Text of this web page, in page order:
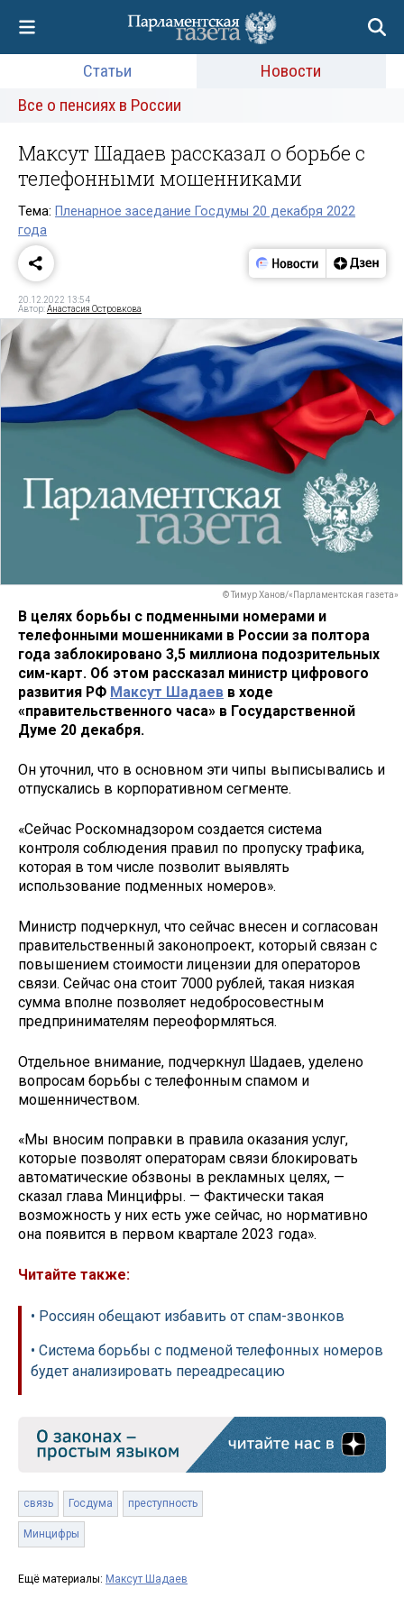
Статьи
Новости
Все о пенсиях в России
Максут Шадаев рассказал о борьбе с
телефонными мошенниками
Тема: Пленарное заседание Госдумы 20 декабря 2022
года
20.12.2022 13:54
Автор:Анастасия Островкова
© Тимур Ханов/«Парламентская газета»
В целях борьбы с подменными номерами и
телефонными мошенниками в России за полтора
года заблокировано 3,5 миллиона подозрительных
сим-карт. Об этом рассказал министр цифрового
развития РФ Максут Шадаев в ходе
«правительственного часа» в Государственной
Думе 20 декабря.
Он уточнил, что в основном эти чипы выписывались и
отпускались в корпоративном сегменте.
«Сейчас Роскомнадзором создается система
контроля соблюдения правил по пропуску трафика,
которая в том числе позволит выявлять
использование подменных номеров».
Министр подчеркнул, что сейчас внесен и согласован
правительственный законопроект, который связан с
повышением стоимости лицензии для операторов
связи. Сейчас она стоит 7000 рублей, такая низкая
сумма вполне позволяет недобросовестным
предпринимателям переоформляться.
Отдельное внимание, подчеркнул Шадаев, уделено
вопросам борьбы с телефонным спамом и
мошенничеством.
«Мы вносим поправки в правила оказания услуг,
которые позволят операторам связи блокировать
автоматические обзвоны в рекламных целях, —
сказал глава Минцифры. — Фактически такая
возможность у них есть уже сейчас, но нормативно
она появится в первом квартале 2023 года».
Читайте также:
• Россиян обещают избавить от спам-звонков
• Система борьбы с подменой телефонных номеров
будет анализировать переадресацию
связь Госдума преступность
Минцифры
Ещё материалы: Максут Шадаев